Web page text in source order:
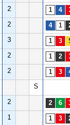
2
2
3
2
2
S
2
1